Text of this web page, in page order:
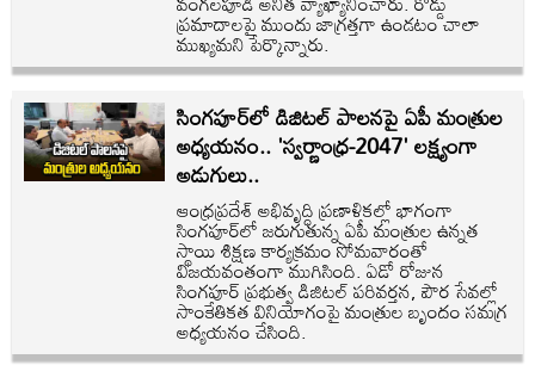
ప్రమాదాలపై ముందు జాగ్రత్తగా ఉండటం చాలా
ముఖ్యమని పేర్కొన్నారు.
సింగపూర్‌లో డిజిటల్ పాలనపై ఏపీ మంత్రుల
అధ్యయనం.. 'స్వర్ణాంధ్ర-2047' లక్ష్యంగా
అడుగులు..
ఆంధ్రప్రదేశ్ అభివృద్ధి ప్రణాళికల్లో భాగంగా
సింగపూర్‌లో జరుగుతున్న ఏపీ మంత్రుల ఉన్నత
స్థాయి శిక్షణ కార్యక్రమం సోమవారంతో
విజయవంతంగా ముగిసింది. ఏడో రోజున
సింగపూర్ ప్రభుత్వ డిజిటల్ పరివర్తన, పౌర సేవల్లో
సాంకేతికత వినియోగంపై మంత్రుల బృందం సమగ్ర
అధ్యయనం చేసింది.